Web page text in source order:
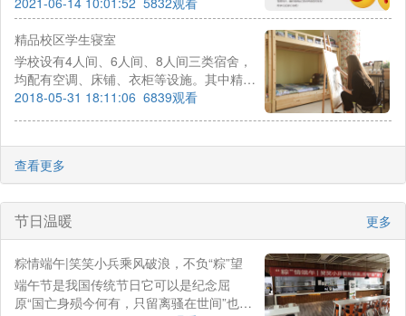
和24小时供应的热水
精品校区学生寝室
学校设有4人间、6人间、8人间三类宿舍，
均配有空调、床铺、衣柜等设施。其中精品
校区4人间含独立卫生间（少量，需提前预
报名的小兵总捷足先登。有的路途遥远，或
其他原因，不能在第一时间预定床位而造成
略有遗憾。如今网络预报名，瞬间即可预订
你所需要的房间类型，为您省时省心！
2018-05-31 18:11:06 6839观看
查看更多
节日温暖 更多
粽情端午|笑笑小兵乘风破浪，不负“粽”望
端午节是我国传统节日它可以是纪念屈
原“国亡身殒今何有，只留离骚在世间”也可